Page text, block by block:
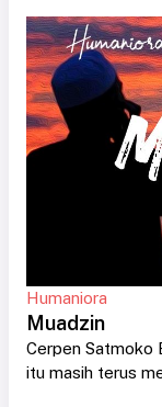
Humaniora
Muadzin
Cerpen Satmoko
itu masih terus